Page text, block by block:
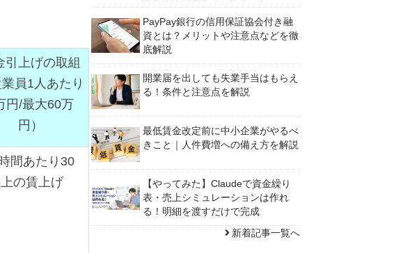
引上げの取組
業員1人あたり
円/最大60万
円）
間あたり30
の賃上げ
PayPay銀行の信用保証協会付き融
資とは？メリットや注意点などを徹
底解説
開業届を出しても失業手当はもらえ
る！条件と注意点を解説
最低賃金改定前に中小企業がやるべ
きこと｜人件費増への備え方を解説
【やってみた】Claudeで資金繰り
表・売上シミュレーションは作れ
る！明細を渡すだけで完成
新着記事一覧へ